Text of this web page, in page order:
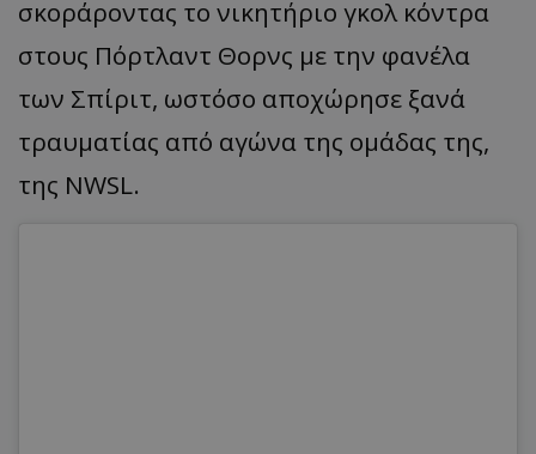
σκοράροντας το νικητήριο γκολ κόντρα
στους Πόρτλαντ Θορνς με την φανέλα
των Σπίριτ, ωστόσο αποχώρησε ξανά
τραυματίας από αγώνα της ομάδας της,
της NWSL.